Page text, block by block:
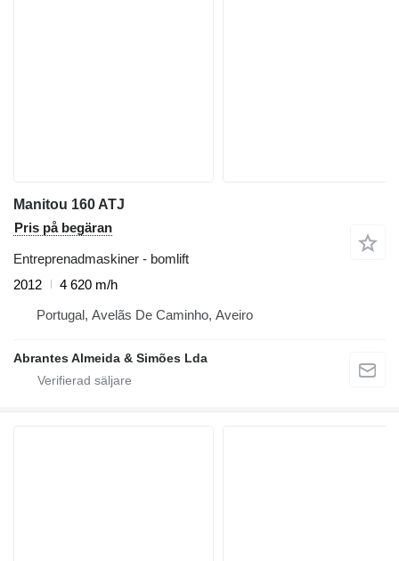
Manitou 160 ATJ
Pris på begäran
Entreprenadmaskiner - bomlift
2012
4 620 m/h
Portugal, Avelãs De Caminho, Aveiro
Abrantes Almeida & Simões Lda